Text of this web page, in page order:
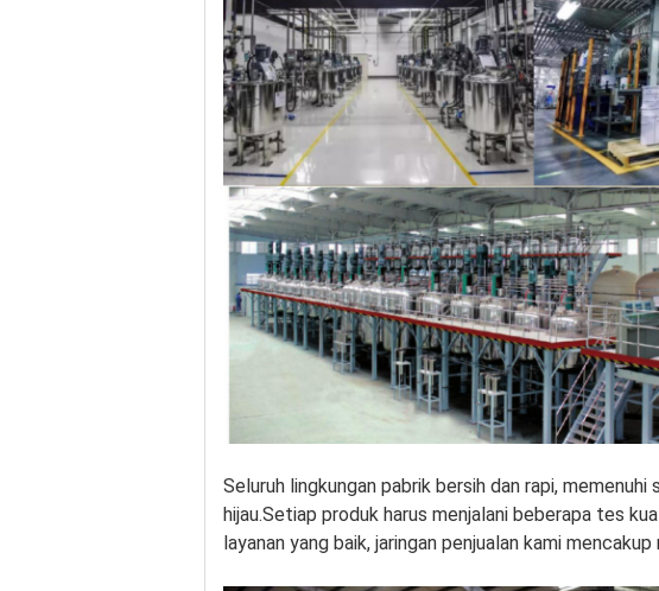
Seluruh lingkungan pabrik bersih dan rapi,
hijau.Setiap produk harus menjalani beberapa tes
layanan yang baik, jaringan penjualan kami